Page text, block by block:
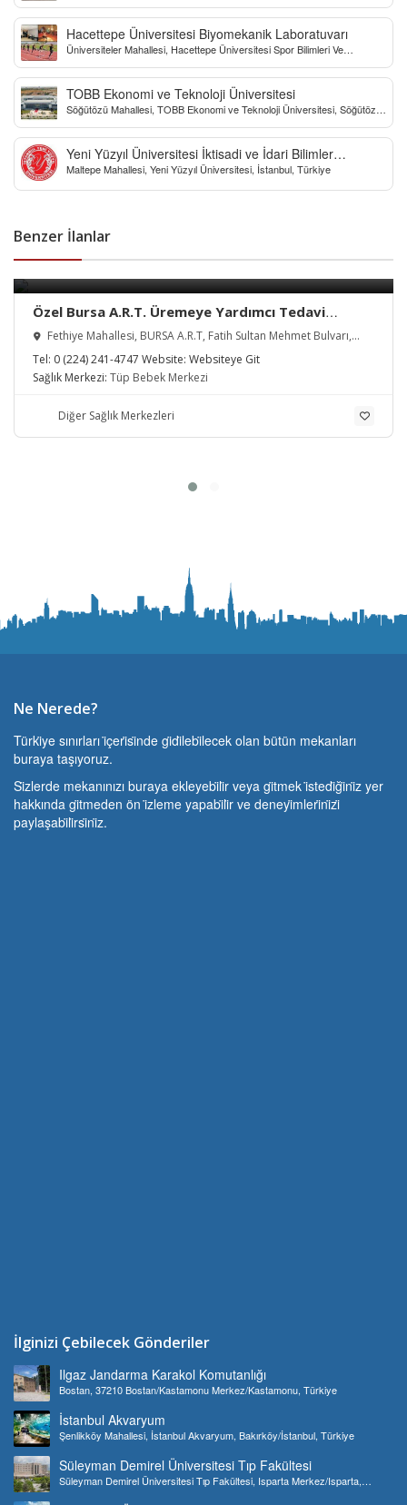
Hacettepe Üniversitesi Biyomekanik Laboratuvarı
Üniversiteler Mahallesi, Hacettepe Üniversitesi Spor Bilimleri Ve
TOBB Ekonomi ve Teknoloji Üniversitesi
Söğütözü Mahallesi, TOBB Ekonomi ve Teknoloji Üniversitesi, Söğütözü
Yeni Yüzyıl Üniversitesi İktisadi ve İdari Bilimler
Fakültesi
Maltepe Mahallesi, Yeni Yüzyıl Üniversitesi, İstanbul, Türkiye
Benzer İlanlar
Özel Bursa A.R.T. Üremeye Yardımcı Tedavi
Merkezi
Fethiye Mahallesi, BURSA A.R.T, Fatih Sultan Mehmet Bulvarı,
Tel: 0 (224) 241-4747 Website: Websiteye Git
Sağlık Merkezi: Tüp Bebek Merkezi
Diğer Sağlık Merkezleri
Ne Nerede?
Türki̇ye sınırları i̇çeri̇si̇nde gi̇di̇lebi̇lecek olan bütün mekanları
buraya taşıyoruz.
Si̇zlerde mekanınızı buraya ekleyebi̇li̇r veya gi̇tmek i̇stedi̇ği̇ni̇z yer
hakkında gi̇tmeden ön i̇zleme yapabi̇li̇r ve deneyi̇mleri̇ni̇zi̇
paylaşabi̇li̇rsi̇ni̇z.
İlginizi Çebilecek Gönderiler
Ilgaz Jandarma Karakol Komutanlığı
Bostan, 37210 Bostan/Kastamonu Merkez/Kastamonu, Türkiye
İstanbul Akvaryum
Şenlikköy Mahallesi, İstanbul Akvaryum, Bakırköy/İstanbul, Türkiye
Süleyman Demirel Üniversitesi Tıp Fakültesi
Süleyman Demirel Üniversitesi Tıp Fakültesi, Isparta Merkez/Isparta,